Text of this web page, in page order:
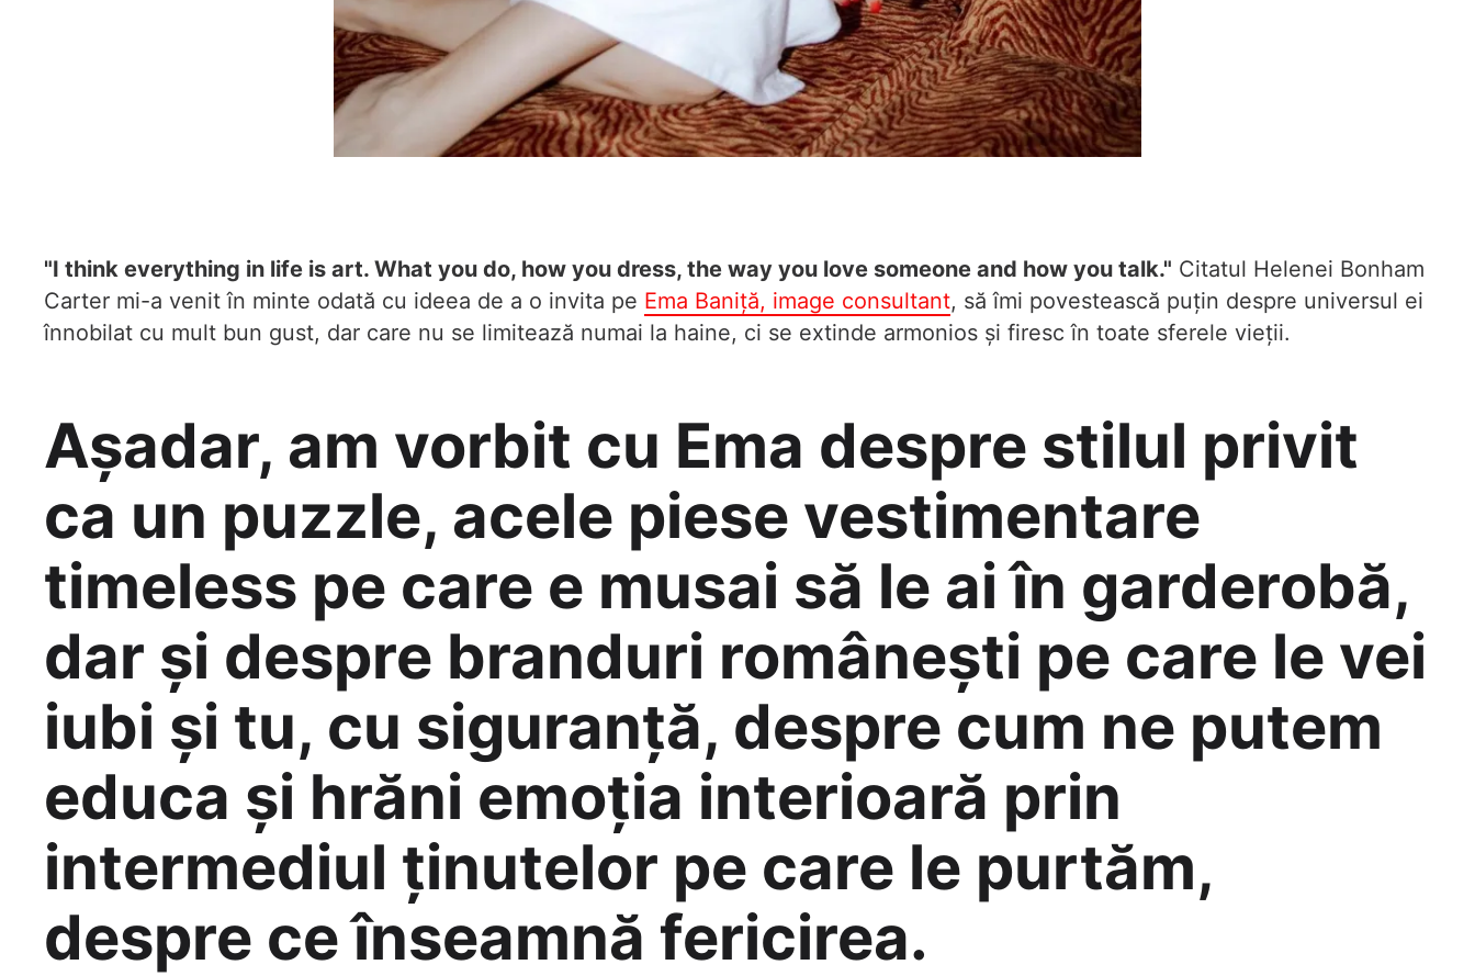
"I think everything in life is art. What you do, how you dress, the way you love someone and how you talk." Citatul Helenei Bonham
Carter mi-a venit în minte odată cu ideea de a o invita pe Ema Baniță, image consultant, să îmi povestească puțin despre universul ei
înnobilat cu mult bun gust, dar care nu se limitează numai la haine, ci se extinde armonios și firesc în toate sferele vieții.
Așadar, am vorbit cu Ema despre stilul privit
ca un puzzle, acele piese vestimentare
timeless pe care e musai să le ai în garderobă,
dar și despre branduri românești pe care le vei
iubi și tu, cu siguranță, despre cum ne putem
educa și hrăni emoția interioară prin
intermediul ținutelor pe care le purtăm,
despre ce înseamnă fericirea.